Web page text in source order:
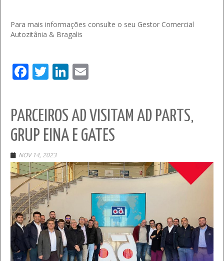
Para mais informações consulte o seu Gestor Comercial
Autozitânia & Bragalis
Facebook
TwitterLinkedIn
PARCEIROS AD VISITAM AD PARTS,
GRUP EINA E GATES
NOV 14, 2023